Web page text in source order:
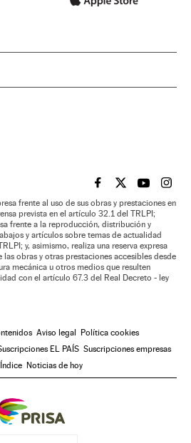
EL PAÍS BRASIL EN
EL PAÍSEL PAÍS
EL
frente al uso de sus obras y prestaciones en
prevista en el artículo 32.1 del TRLPI;
frente a la reproducción, distribución y
y artículos sobre temas de actualidad
y, asimismo, realiza una reserva expresa
las obras y otras prestaciones accesibles desde
mecánica u otros medios que resulten
con el artículo 67.3 del Real Decreto - ley
Aviso legal
Política cookies
EL PAÍS Suscripciones empresas
Índice Noticias de hoy